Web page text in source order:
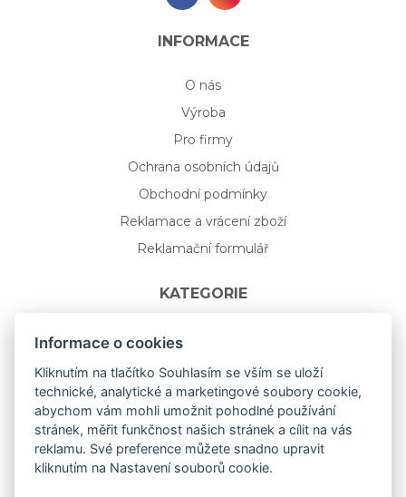
INFORMACE
O nás
Výroba
Pro firmy
Ochrana osobních údajů
Obchodní podmínky
Reklamace a vrácení zboží
Reklamační formulář
KATEGORIE
Nápojové sklo
Bydlení
Dárkový poukaz na míru
Mystery box
Kolekce
NOVÁ rozkvetlá KOLEKCE 🌸🌼
Informace o cookies
Kliknutím na tlačítko Souhlasím se vším se uloží
technické, analytické a marketingové soubory cookie,
abychom vám mohli umožnit pohodlné používání
stránek, měřit funkčnost našich stránek a cílit na vás
reklamu. Své preference můžete snadno upravit
kliknutím na Nastavení souborů cookie.